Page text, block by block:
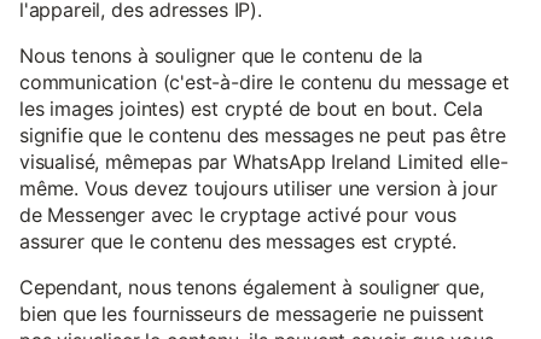
l'appareil, des adresses IP).
Nous tenons à souligner que le contenu de la
communication (c'est-à-dire le contenu du message et
les images jointes) est crypté de bout en bout. Cela
signifie que le contenu des messages ne peut pas être
visualisé, mêmepas par WhatsApp Ireland Limited elle-
même. Vous devez toujours utiliser une version à jour
de Messenger avec le cryptage activé pour vous
assurer que le contenu des messages est crypté.
Cependant, nous tenons également à souligner que,
bien que les fournisseurs de messagerie ne puissent